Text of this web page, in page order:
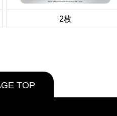
2枚
TOP